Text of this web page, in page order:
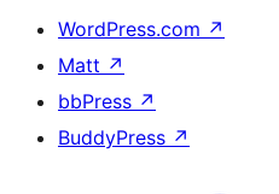
WordPress.com ↗
Matt ↗
bbPress ↗
BuddyPress ↗